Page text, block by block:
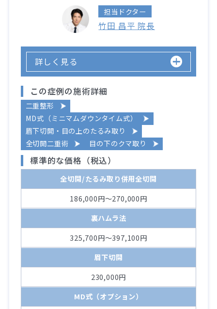
担当ドクター
竹田 昌平 院長
詳しく見る
この症例の施術詳細
二重整形
MD式（ミニマムダウンタイム式）
眉下切開・目の上のたるみ取り
全切開二重術
目の下のクマ取り
標準的な価格（税込）
全切開/たるみ取り併用全切開
186,000円～270,000円
裏ハムラ法
325,700円～397,100円
眉下切開
230,000円
MD式（オプション）